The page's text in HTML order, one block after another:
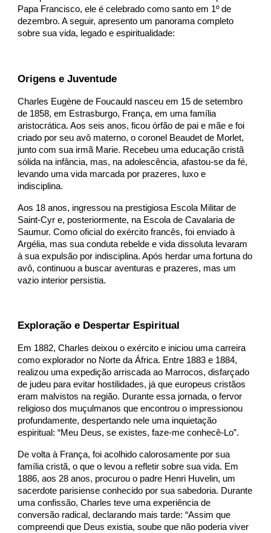
Papa Francisco, ele é celebrado como santo em 1º de
dezembro. A seguir, apresento um panorama completo
sobre sua vida, legado e espiritualidade:
Origens e Juventude
Charles Eugène de Foucauld nasceu em 15 de setembro
de 1858, em Estrasburgo, França, em uma família
aristocrática. Aos seis anos, ficou órfão de pai e mãe e foi
criado por seu avô materno, o coronel Beaudet de Morlet,
junto com sua irmã Marie. Recebeu uma educação cristã
sólida na infância, mas, na adolescência, afastou-se da fé,
levando uma vida marcada por prazeres, luxo e
indisciplina.
Aos 18 anos, ingressou na prestigiosa Escola Militar de
Saint-Cyr e, posteriormente, na Escola de Cavalaria de
Saumur. Como oficial do exército francês, foi enviado à
Argélia, mas sua conduta rebelde e vida dissoluta levaram
à sua expulsão por indisciplina. Após herdar uma fortuna do
avô, continuou a buscar aventuras e prazeres, mas um
vazio interior persistia.
Exploração e Despertar Espiritual
Em 1882, Charles deixou o exército e iniciou uma carreira
como explorador no Norte da África. Entre 1883 e 1884,
realizou uma expedição arriscada ao Marrocos, disfarçado
de judeu para evitar hostilidades, já que europeus cristãos
eram malvistos na região. Durante essa jornada, o fervor
religioso dos muçulmanos que encontrou o impressionou
profundamente, despertando nele uma inquietação
espiritual: “Meu Deus, se existes, faze-me conhecê-Lo”.
De volta à França, foi acolhido calorosamente por sua
família cristã, o que o levou a refletir sobre sua vida. Em
1886, aos 28 anos, procurou o padre Henri Huvelin, um
sacerdote parisiense conhecido por sua sabedoria. Durante
uma confissão, Charles teve uma experiência de
conversão radical, declarando mais tarde: “Assim que
compreendi que Deus existia, soube que não poderia viver